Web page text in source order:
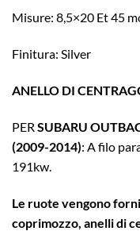
Misure: 8,5×20 Et 45
Finitura: Silver
ANELLO DI
PER SUBARU
(2009-2014): A filo
191kw.
Le ruote vengono
coprimozzo, anelli di